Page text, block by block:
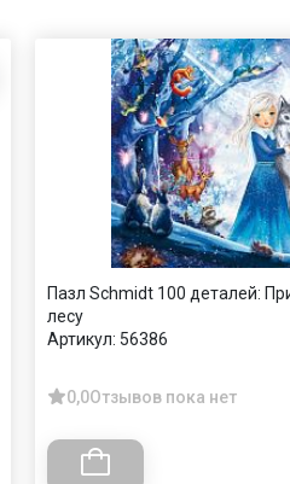
Пазл Schmidt 100 деталей:
лесу
Артикул: 56386
0,0Отзывов пока нет